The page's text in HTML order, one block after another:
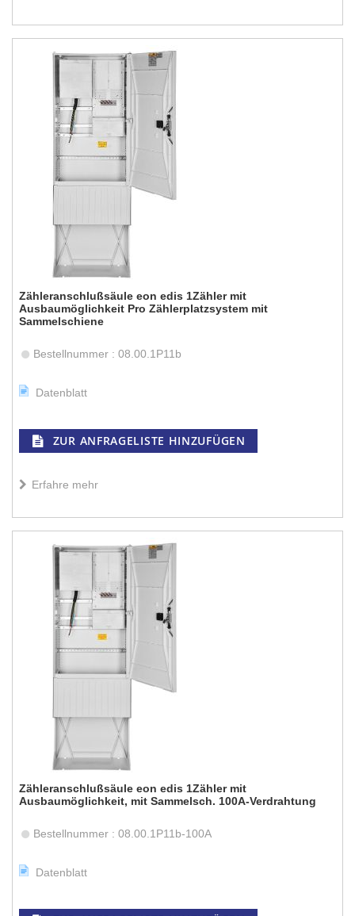
Zähleranschlußsäule eon edis 1Zähler mit
Ausbaumöglichkeit Pro Zählerplatzsystem mit
Sammelschiene
Bestellnummer : 08.00.1P11b
Datenblatt
ZUR ANFRAGELISTE HINZUFÜGEN
Erfahre mehr
Zähleranschlußsäule eon edis 1Zähler mit
Ausbaumöglichkeit, mit Sammelsch. 100A-Verdrahtung
Bestellnummer : 08.00.1P11b-100A
Datenblatt